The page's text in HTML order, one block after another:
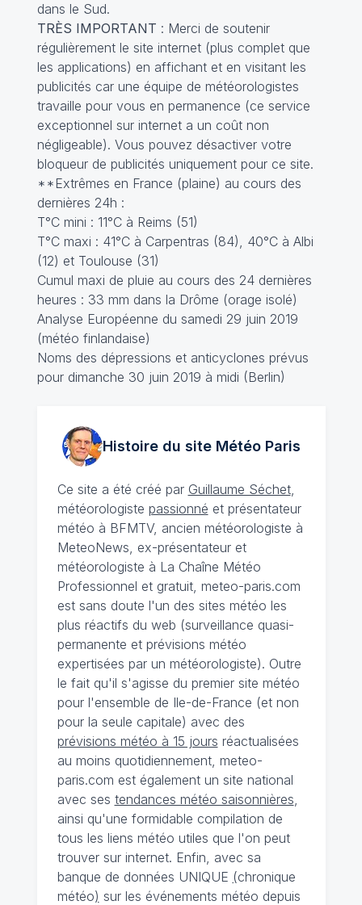
dans le Sud.
TRÈS IMPORTANT : Merci de soutenir
régulièrement le site internet (plus complet que
les applications) en affichant et en visitant les
publicités car une équipe de météorologistes
travaille pour vous en permanence (ce service
exceptionnel sur internet a un coût non
négligeable). Vous pouvez désactiver votre
bloqueur de publicités uniquement pour ce site.
**Extrêmes en France (plaine) au cours des
dernières 24h :
T°C mini : 11°C à Reims (51)
T°C maxi : 41°C à Carpentras (84), 40°C à Albi
(12) et Toulouse (31)
Cumul maxi de pluie au cours des 24 dernières
heures : 33 mm dans la Drôme (orage isolé)
Analyse Européenne du samedi 29 juin 2019
(météo finlandaise)
Noms des dépressions et anticyclones prévus
pour dimanche 30 juin 2019 à midi (Berlin)
Histoire du site MétéoParis
Ce site a été créé par Guillaume Séchet,
météorologiste passionné et présentateur
météo à BFMTV, ancien météorologiste à
MeteoNews, ex-présentateur et
météorologiste à La Chaîne Météo
Professionnel et gratuit, meteo-paris.com
est sans doute l'un des sites météo les
plus réactifs du web (surveillance quasi-
permanente et prévisions météo
expertisées par un météorologiste). Outre
le fait qu'il s'agisse du premier site météo
pour l'ensemble de Ile-de-France (et non
pour la seule capitale) avec des
prévisions météo à 15 jours réactualisées
au moins quotidiennement, meteo-
paris.com est également un site national
avec ses tendances météo saisonnières,
ainsi qu'une formidable compilation de
tous les liens météo utiles que l'on peut
trouver sur internet. Enfin, avec sa
banque de données UNIQUE (chronique
météo) sur les événements météo depuis